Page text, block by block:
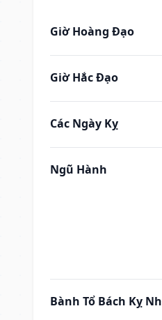
Giờ Hoàng Đạo
Giờ Hắc Đạo
Các Ngày Kỵ
Ngũ Hành
Bành Tổ Bách Kỵ